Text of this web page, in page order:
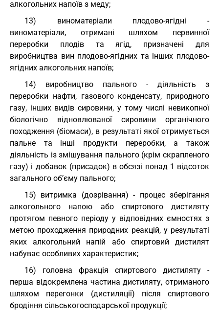
алкогольних напоїв з меду;
13) виноматеріали плодово-ягідні -
виноматеріали, отримані шляхом первинної
переробки плодів та ягід, призначені для
виробництва вин плодово-ягідних та інших плодово-
ягідних алкогольних напоїв;
14) виробництво пального - діяльність з
переробки нафти, газового конденсату, природного
газу, інших видів сировини, у тому числі невикопної
біологічно відновлюваної сировини органічного
походження (біомаси), в результаті якої отримується
пальне та інші продукти переробки, а також
діяльність із змішування пального (крім скрапленого
газу) і добавок (присадок) в обсязі понад 1 відсоток
загального об’єму пального;
15) витримка (дозрівання) - процес зберігання
алкогольного напою або спиртового дистиляту
протягом певного періоду у відповідних ємностях з
метою проходження природних реакцій, у результаті
яких алкогольний напій або спиртовий дистилят
набуває особливих характеристик;
16) головна фракція спиртового дистиляту -
перша відокремлена частина дистиляту, отриманого
шляхом перегонки (дистиляції) після спиртового
бродіння сільськогосподарської продукції;